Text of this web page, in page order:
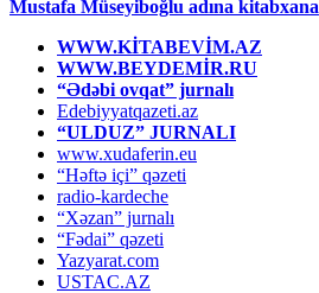
Mustafa Müseyiboğlu adına kitabxana
WWW.KİTABEVİM.AZ
WWW.BEYDEMİR.RU
“Ədəbi ovqat” jurnalı
Edebiyyatqazeti.az
“ULDUZ” JURNALI
www.xudaferin.eu
“Həftə içi” qəzeti
radio-kardeche
“Xəzan” jurnalı
“Fədai” qəzeti
Yazyarat.com
USTAC.AZ